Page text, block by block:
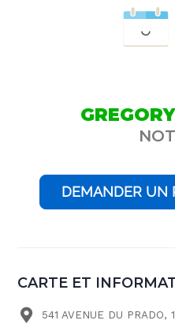
DEMANDER UN
CARTE ET
541 AVENUE DU PRADO,